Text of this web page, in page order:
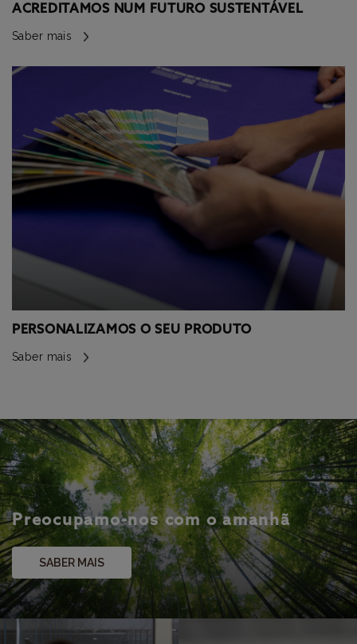
ACREDITAMOS NUM FUTURO SUSTENTÁVEL
Saber mais
PERSONALIZAMOS O SEU PRODUTO
Saber mais
Preocupamo-nos com o amanhã
SABER MAIS